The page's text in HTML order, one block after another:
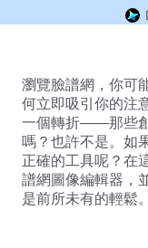
瀏覽臉譜網，你可
何立即吸引你的注
一個轉折——那些
嗎？也許不是。如
正確的工具呢？在
譜網圖像編輯器，
是前所未有的輕鬆